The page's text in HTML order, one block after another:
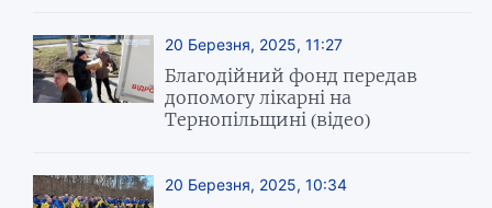
20 Березня, 2025, 11:27
Благодійний фонд передав
допомогу лікарні на
Тернопільщині (відео)
20 Березня, 2025, 10:34